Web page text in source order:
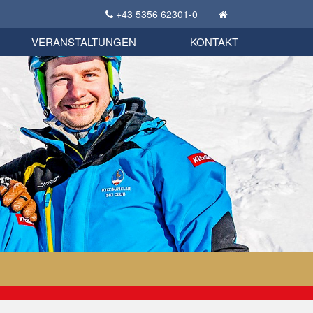
+43 5356 62301-0
KSC Sportgeschichte
Bekleidungsshop
VERANSTALTUNGEN KONTAKT